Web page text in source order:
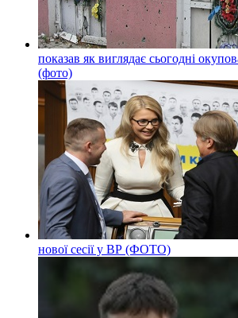
показав як виглядає сьогодні
(фото)
нової сесії у ВР (ФОТО)